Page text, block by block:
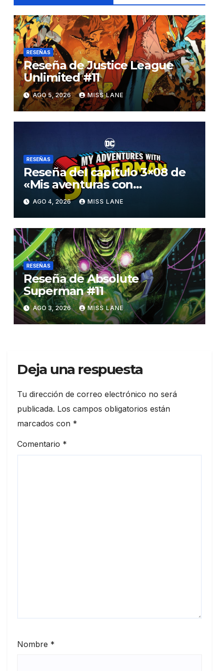
RESEÑAS
Reseña de Justice League
Unlimited #11
AGO 5, 2026 MISS LANE
RESEÑAS
Reseña del capítulo 3×08 de
«Mis aventuras con
Superman»
AGO 4, 2026 MISS LANE
RESEÑAS
Reseña de Absolute
Superman #11
AGO 3, 2026 MISS LANE
Deja una respuesta
Tu dirección de correo electrónico no será
publicada. Los campos obligatorios están
marcados con *
Comentario *
Nombre *